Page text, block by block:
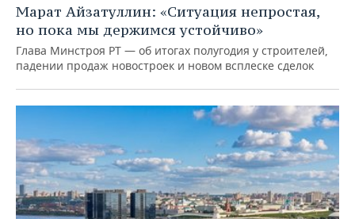
Марат Айзатуллин: «Ситуация непростая,
но пока мы держимся устойчиво»
Глава Минстроя РТ — об итогах полугодия у строителей,
падении продаж новостроек и новом всплеске сделок